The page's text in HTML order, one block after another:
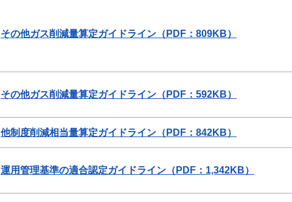
その他ガス削減量算定ガイドライン（PDF：809KB）
その他ガス削減量算定ガイドライン（PDF：592KB）
他制度削減相当量算定ガイドライン（PDF：842KB）
運用管理基準の適合認定ガイドライン（PDF：1,342KB）